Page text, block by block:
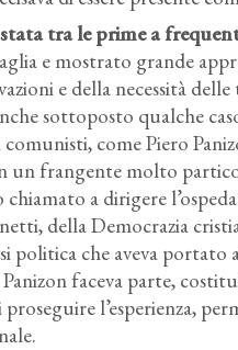
tra le prime a
e mostrato grande
e della necessità
sottoposto qualche
come Piero
un frangente molto
chiamato a dirigere
della Democrazia
politica che aveva
faceva parte,
proseguire l’esperienza,